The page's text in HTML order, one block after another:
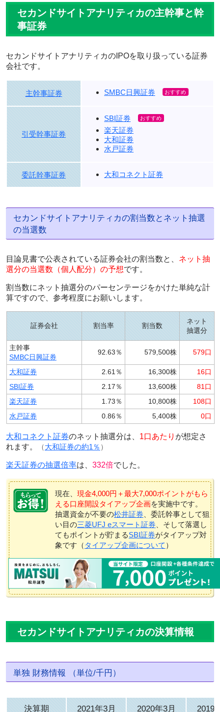
セカンドサイトアナリティカの主幹事と幹
事証券
セカンドサイトアナリティカのIPOを取り扱っている証券
会社です。
主幹事証券 SMBC日興証券
引受幹事証券
SBI証券
楽天証券
大和証券
水戸証券
委託幹事証券 大和コネクト証券
セカンドサイトアナリティカの割当数とネット抽選
の当選数
目論見書で公表されている証券会社の割当数と、 ネット抽
選分の当選数（個人配分）の予想です。
割当数にネット抽選分のパーセンテージをかけた単純な計
算ですので、参考程度にお願いします。
証券会社 割当率 割当数
ネット
抽選分
主幹事
SMBC日興証券
92.63％ 579,500株 579口
大和証券 2.61％ 16,300株
16口
SBI証券
2.17％ 13,600株
81口
楽天証券
1.73％ 10,800株
108口
水戸証券
0.86％ 5,400株 0口
大和コネクト証券のネット抽選分は、 1口あたり が想定さ
れます。
（大和証券の約1％ ）
楽天証券の抽選倍率は、 332倍でした。
現在、 現金4,000円＋最大7,000ポイントがもら
える口座開設タイアップ企画を実施中です。
抽選資金が不要の松井証券 、委託幹事として狙
い目の三菱UFJ eスマート証券 、そして落選し
てもポイントが貯まるSBI証券がタイアップ対
象です（ タイアップ企画について ）
セカンドサイトアナリティカの決算情報
単独 財務情報 （単位/千円）
決算期 2021年3月 2020年3月 2019